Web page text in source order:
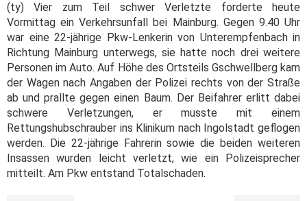
(ty) Vier zum Teil schwer Verletzte forderte heute
Vormittag ein Verkehrsunfall bei Mainburg. Gegen 9.40 Uhr
war eine 22-jährige Pkw-Lenkerin von Unterempfenbach in
Richtung Mainburg unterwegs, sie hatte noch drei weitere
Personen im Auto. Auf Höhe des Ortsteils Gschwellberg kam
der Wagen nach Angaben der Polizei rechts von der Straße
ab und prallte gegen einen Baum. Der Beifahrer erlitt dabei
schwere Verletzungen, er musste mit einem
Rettungshubschrauber ins Klinikum nach Ingolstadt geflogen
werden. Die 22-jährige Fahrerin sowie die beiden weiteren
Insassen wurden leicht verletzt, wie ein Polizeisprecher
mitteilt. Am Pkw entstand Totalschaden.